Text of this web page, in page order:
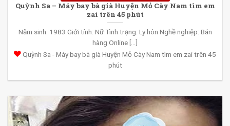
Quỳnh Sa – Máy bay bà già Huyện Mỏ Cày Nam tìm em
zai trên 45 phút
Năm sinh: 1983 Giới tính: Nữ Tình trạng: Ly hôn Nghề nghiệp: Bán
hàng Online [...]
Quỳnh Sa - Máy bay bà già Huyện Mỏ Cày Nam tìm em zai trên 45
phút